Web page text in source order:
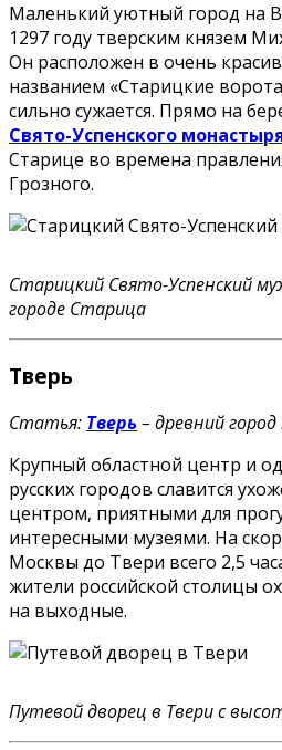
Маленький уютный город на
1297 году тверским князем
Он расположен в очень
названием «Старицкие
сильно сужается. Прямо на
Свято-Успенского
Старице во времена
Грозного.
Старицкий Свято-Успенский
городе Старица
Тверь
Статья: Тверь – древний
Крупный областной центр и
русских городов славится
центром, приятными для
интересными музеями. На
Москвы до Твери всего 2,5
жители российской столицы
на выходные.
Путевой дворец в Твери с